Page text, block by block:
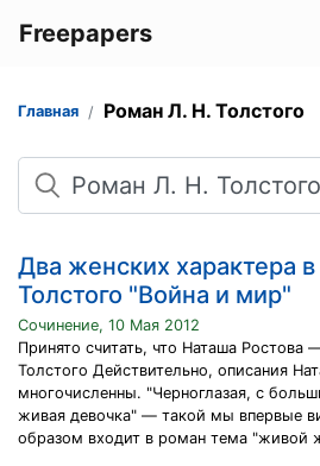
Freepapers
Главная Роман Л. Н. Толстого
Поиск
Два женских характера
Толстого "Война и мир"
Сочинение, 10 Мая 2012
Принято считать, что Наташа
Толстого Действительно, описания
многочисленны. "Черноглазая, с
живая девочка" — такой мы впервые
образом входит в роман тема "живой